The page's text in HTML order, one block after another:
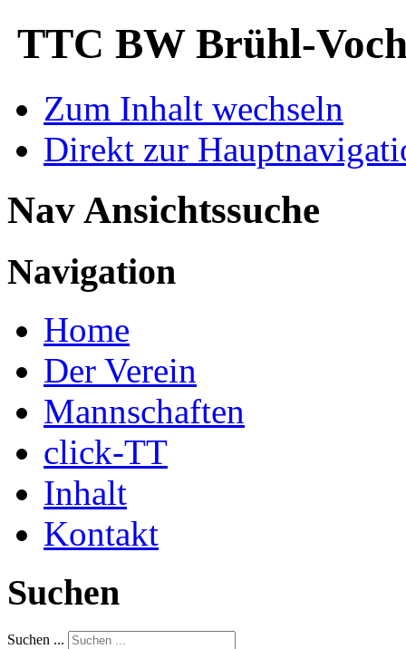
TTC BW Brühl-
Zum Inhalt wechseln
Direkt zur
Nav Ansichtssuche
Navigation
Home
Der Verein
Mannschaften
click-TT
Inhalt
Kontakt
Suchen
Suchen ...